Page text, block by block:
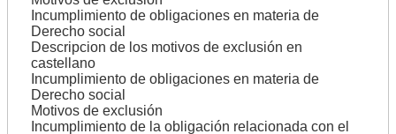
Incumplimiento de obligaciones en materia de
Derecho social
Descripcion de los motivos de exclusión en
castellano
Incumplimiento de obligaciones en materia de
Derecho social
Motivos de exclusión
Incumplimiento de la obligación relacionada con el